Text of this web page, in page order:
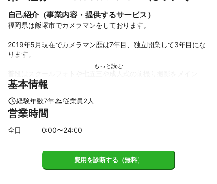
自己紹介（事業内容・提供するサービス）
福岡県は飯塚市でカメラマンをしております。
2019年5月現在でカメラマン歴は7年目、独立開業して3年目にな
ります。
に、ポートレート撮影等を行っています。
た。
スタジオをオープンさせるまでは、出張撮影がメインで九州地方
を中心に和歌山まで出張で飛び回っておりました。
お客様の採算さえ合えば全国どこでも飛んでいきます！
基本情報
経験年数7年 従業員2人
営業時間
全日 0:00〜24:00
費用を診断する（無料）